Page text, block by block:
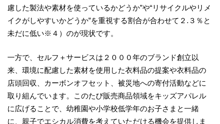
慮した製法や素材を使っているかどうか”や“リサイクルやリメ
イクがしやすいかどうか”を重視する割合が合わせて２.３％と
未だに低い※４）のが現状です。
一方で、セルフ＋サービスは２０００年のブランド創立以
来、環境に配慮した素材を使用した衣料品の提案や衣料品の
店頭回収、カーボンオフセット、被災地への寄付活動などに
取り組んでいます。このたび販売商品領域をキッズアパレル
に広げることで、幼稚園や小学校低学年のお子さまと一緒
に、親子でエシカル消費を考えていただける機会を提供しま